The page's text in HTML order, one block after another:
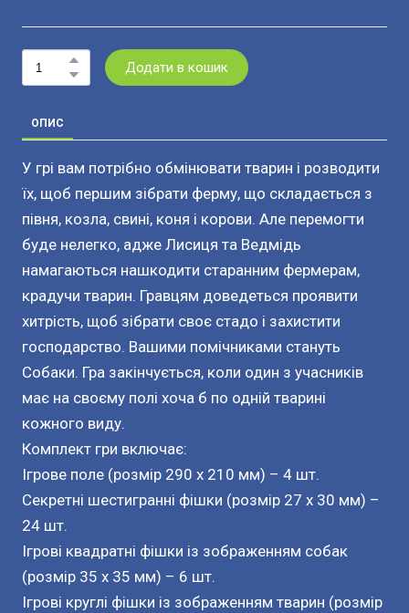
Додати в кошик
ОПИС
У грі вам потрібно обмінювати тварин і розводити
їх, щоб першим зібрати ферму, що складається з
півня, козла, свині, коня і корови. Але перемогти
буде нелегко, адже Лисиця та Ведмідь
намагаються нашкодити старанним фермерам,
крадучи тварин. Гравцям доведеться проявити
хитрість, щоб зібрати своє стадо і захистити
господарство. Вашими помічниками стануть
Собаки. Гра закінчується, коли один з учасників
має на своєму полі хоча б по одній тварині
кожного виду.
Комплект гри включає:
Ігрове поле (розмір 290 x 210 мм) – 4 шт.
Секретні шестигранні фішки (розмір 27 x 30 мм) –
24 шт.
Ігрові квадратні фішки із зображенням собак
(розмір 35 x 35 мм) – 6 шт.
Ігрові круглі фішки із зображенням тварин (розмір